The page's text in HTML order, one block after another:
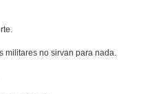
militares no sirvan para nada.